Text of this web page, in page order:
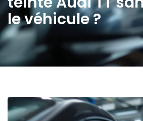
le véhicule ?